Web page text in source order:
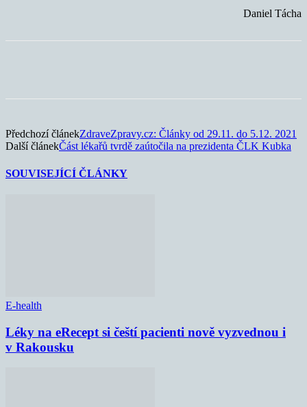
Daniel Tácha
Předchozí článekZdraveZpravy.cz: Články od 29.11. do 5.12. 2021
Další článekČást lékařů tvrdě zaútočila na prezidenta ČLK Kubka
SOUVISEJÍCÍ ČLÁNKY
E-health
Léky na eRecept si čeští pacienti nově vyzvednou i
v Rakousku